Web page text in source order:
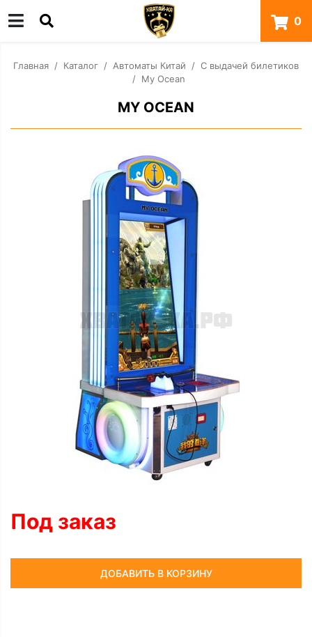
0
Главная Каталог Автоматы Китай
С выдачей билетиков
My Ocean
MY OCEAN
Под заказ
ДОБАВИТЬ В КОРЗИНУ